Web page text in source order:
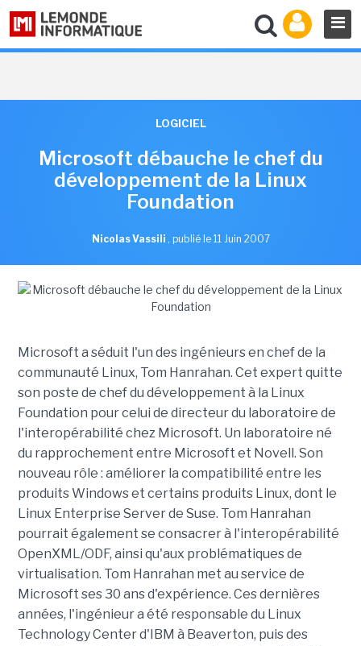
LOGICIEL
Microsoft débauche le chef du
développement de la Linux
Foundation
Nicolas Vassili , publié le 11 Juin 2007
Microsoft a séduit l'un des ingénieurs en chef de la
communauté Linux, Tom Hanrahan. Cet expert quitte
son poste de chef du développement à la Linux
Foundation pour celui de directeur du laboratoire de
l'interopérabilité chez Microsoft. Un laboratoire né
du rapprochement entre Microsoft et Novell. Son
nouveau rôle : améliorer la compatibilité entre les
produits Windows et certains produits Linux, dont le
Linux Enterprise Server de Suse. Tom Hanrahan
pourrait également se consacrer à l'interopérabilité
OpenXML/ODF, ainsi qu'aux problématiques de
virtualisation. Tom Hanrahan met au service de
Microsoft ses 30 ans d'expérience. Ces dernières
années, l'ingénieur a été responsable du Linux
Technology Center d'IBM à Beaverton, puis des